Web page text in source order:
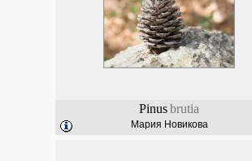
Pinusbrutia
Мария Новикова